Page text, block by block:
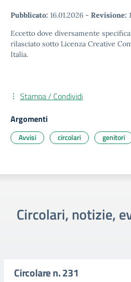
Pubblicato: 16.01.2026 - Revisione:
Eccetto dove diversamente
rilasciato sotto Licenza Creative
Italia.
Stampa / Condividi
Argomenti
Avvisi circolari genitori
Circolari, notizie,
Circolare n. 231